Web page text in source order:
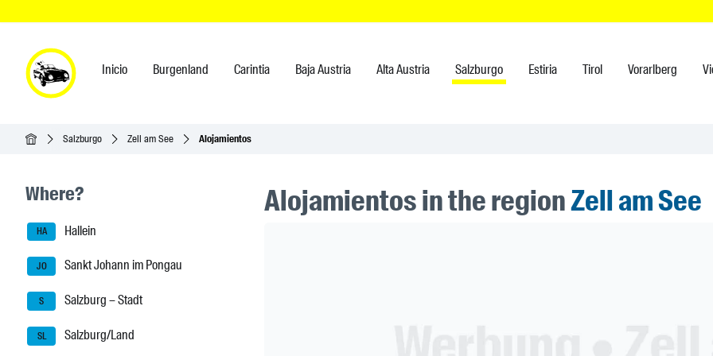
Inicio Burgenland Carintia Baja Austria Alta Austria Salzburgo Estiria Tirol Vorarlberg
Inicio Salzburgo Zell am See Alojamientos
Seitenleisten-Navigation
Where?
HA Hallein
JO Sankt Johann im Pongau
S Salzburg – Stadt
SL Salzburg/Land
Alojamientos in the regionZell am See